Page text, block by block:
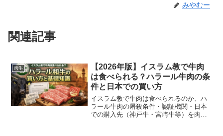
みやむー
関連記事
肉牛
【2026年版】イスラム教で牛肉
は食べられる？ハラール牛肉の条
件と日本での買い方
イスラム教で牛肉は食べられるのか、ハ
ラール牛肉の屠殺条件・認証機関・日本
での購入先（神戸牛・宮崎牛等）を肉牛